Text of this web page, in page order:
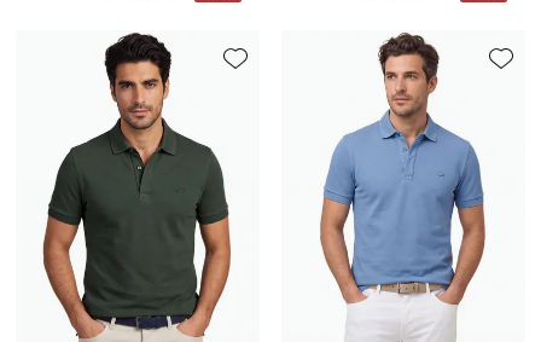
Toevoegen aan favorieten